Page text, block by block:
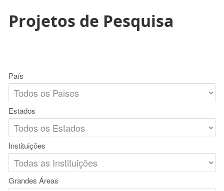
Projetos de Pesquisa
País
Estados
Instituições
Grandes Áreas